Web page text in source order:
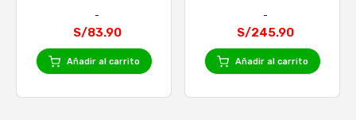
S/83.90
Añadir al carrito
S/245.90
Añadir al carrito